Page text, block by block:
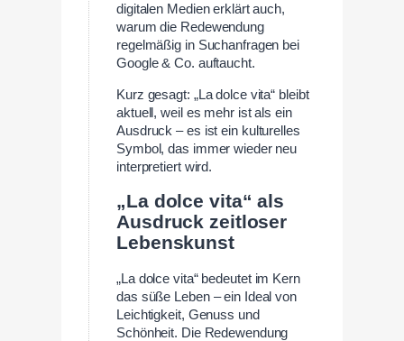
digitalen Medien erklärt auch,
warum die Redewendung
regelmäßig in Suchanfragen bei
Google & Co. auftaucht.
Kurz gesagt: „La dolce vita“ bleibt
aktuell, weil es mehr ist als ein
Ausdruck – es ist ein kulturelles
Symbol, das immer wieder neu
interpretiert wird.
„La dolce vita“ als
Ausdruck zeitloser
Lebenskunst
„La dolce vita“ bedeutet im Kern
das süße Leben – ein Ideal von
Leichtigkeit, Genuss und
Schönheit. Die Redewendung